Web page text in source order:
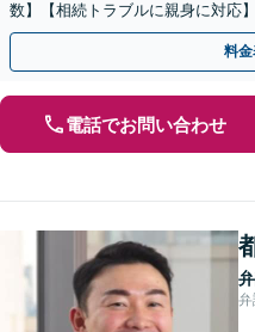
数】【相続トラブルに親身に対応
／遺言書作成も丁寧に対応【40分
料
電話でお問い合わせ